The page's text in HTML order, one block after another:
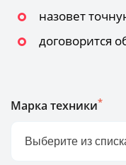
назовет
договорится
Марка техники*